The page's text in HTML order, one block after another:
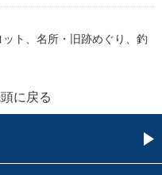
ト、名所・旧跡めぐり、釣
に戻る